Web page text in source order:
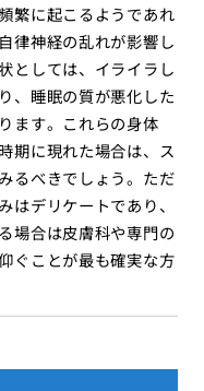
繁に起こるようであれ
律神経の乱れが影響し
としては、イライラし
、睡眠の質が悪化した
ます。これらの身体
期に現れた場合は、ス
るべきでしょう。ただ
はデリケートであり、
場合は皮膚科や専門の
ぐことが最も確実な方